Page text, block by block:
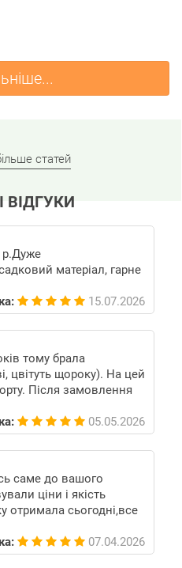
статей
ВІДГУКИ
р.Дуже
матеріал, гарне
15.07.2026
тому брала
цвітуть щороку). На цей
Після замовлення
05.05.2026
саме до вашого
ціни і якість
отримала сьогодні,все
07.04.2026